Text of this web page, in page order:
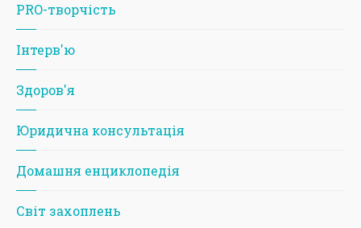
PRO-творчість
Iнтерв'ю
Здоров'я
Юридична консультація
Домашня енциклопедія
Світ захоплень